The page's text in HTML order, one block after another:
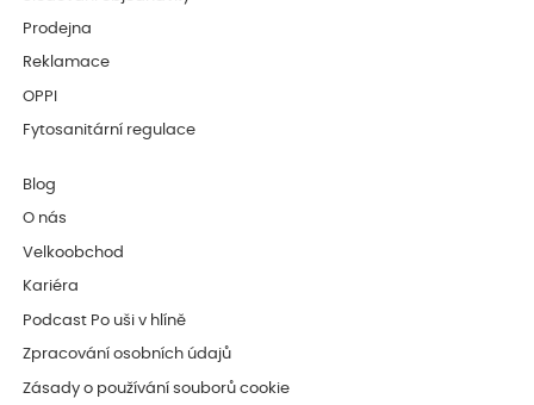
Prodejna
Reklamace
OPPI
Fytosanitární regulace
Blog
O nás
Velkoobchod
Kariéra
Podcast Po uši v hlíně
Zpracování osobních údajů
Zásady o používání souborů cookie